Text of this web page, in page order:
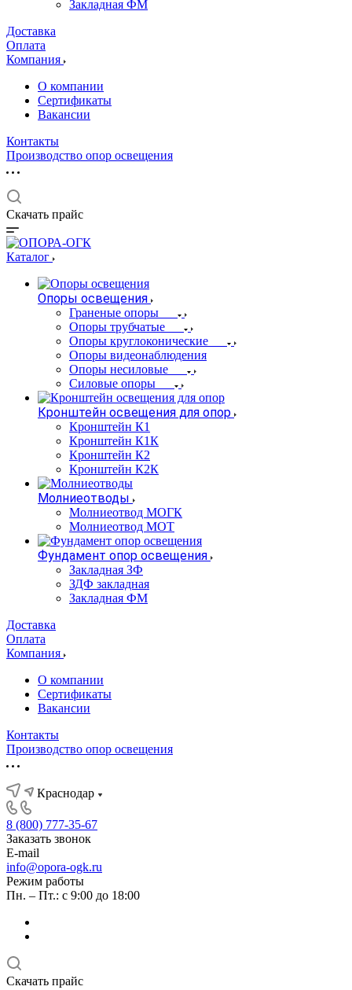
Закладная ФМ
Доставка
Оплата
Компания
О компании
Сертификаты
Вакансии
Контакты
Производство опор освещения
Скачать прайс
Каталог
Опоры освещения
Граненые опоры
Опоры трубчатые
Опоры круглоконические
Опоры видеонаблюдения
Опоры несиловые
Силовые опоры
Кронштейн освещения для опор
Кронштейн К1
Кронштейн К1К
Кронштейн К2
Кронштейн К2К
Молниеотводы
Молниеотвод МОГК
Молниеотвод МОТ
Фундамент опор освещения
Закладная ЗФ
ЗДФ закладная
Закладная ФМ
Доставка
Оплата
Компания
О компании
Сертификаты
Вакансии
Контакты
Производство опор освещения
Краснодар
8 (800) 777-35-67
Заказать звонок
E-mail
info@opora-ogk.ru
Режим работы
Пн. – Пт.: с 9:00 до 18:00
Скачать прайс